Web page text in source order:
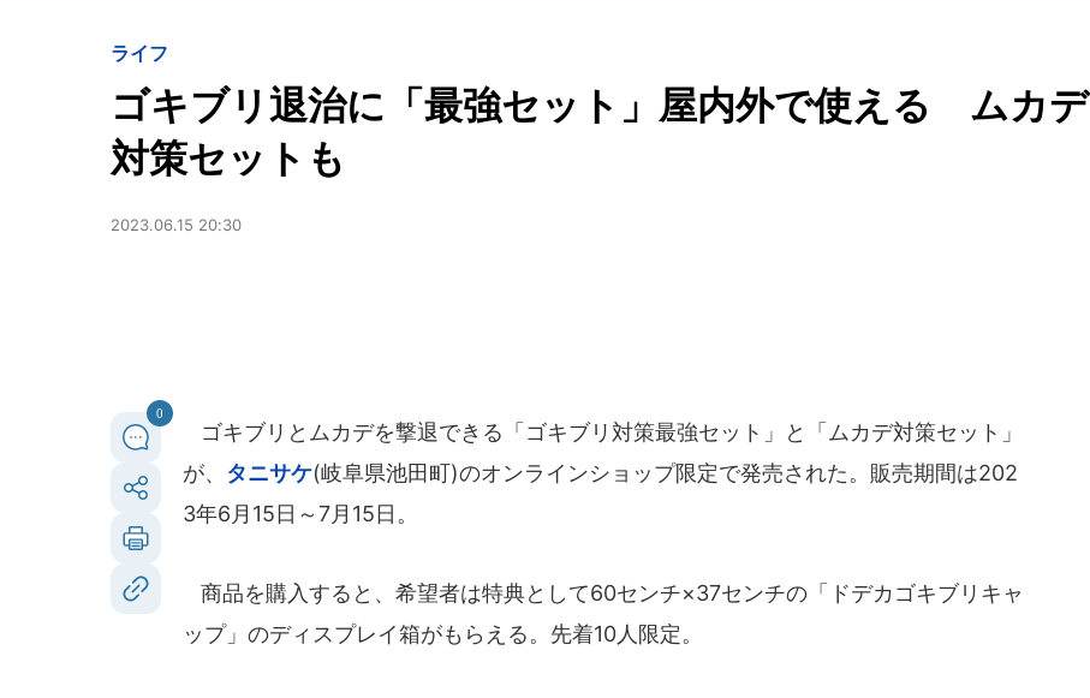
ライフ
ゴキブリ退治に「最強セット」屋内外で使える ムカデ
対策セットも
2023.06.15 20:30
0
ゴキブリとムカデを撃退できる「ゴキブリ対策最強セット」と「ムカデ対策セット」
が、 タニサケ(岐阜県池田町)のオンラインショップ限定で発売された。販売期間は202
3年6月15日～7月15日。
商品を購入すると、希望者は特典として60センチ×37センチの「ドデカゴキブリキャ
ップ」のディスプレイ箱がもらえる。先着10人限定。